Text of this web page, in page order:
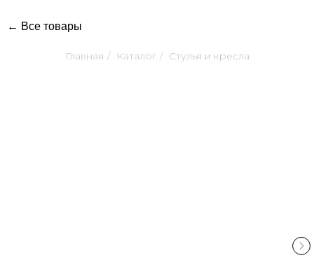
← Все товары
Главная / Каталог / Стулья и кресла